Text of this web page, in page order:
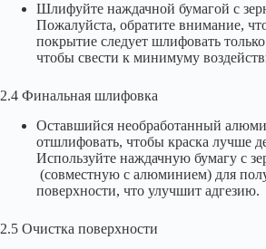
Шлифуйте наждачной бумагой с
Пожалуйста, обратите внимание,
покрытие следует шлифовать
чтобы свести к минимуму
2.4 Финальная шлифовка
Оставшийся необработанный
отшлифовать, чтобы краска лучше
Используйте наждачную бумагу с
(совместную с алюминием) для
поверхности, что улучшит адгезию.
2.5 Очистка поверхности